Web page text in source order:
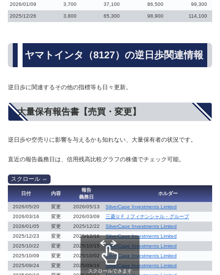
2026/01/09 3,700 37,100 86,500 99,300
2025/12/26 3,800 65,300 98,900 114,100
ヤマトインタ（8127）の逆日歩関連情報
逆日歩に関連するその他の指標等も日々更新。
大量保有報告書【売買・変更】
逆日歩や空売りに影響を与えるかも知れない、大量保有者の状況です。
直近の報告義務日は、信用残高比較グラフの株価でチェック可能。
日付 内容
報告
義務日
ホルダー
2026/05/20 変更 2026/05/13
SilverCape Investments Limited
2026/03/16
変更 2026/03/09
三菱ＵＦＪフィナンシャル・グループ
2026/01/05
変更 2025/12/22
SilverCape Investments Limited
2025/12/23
変更 2025/12/16
SilverCape Investments Limited
2025/10/22
変更 2025/10/15
SilverCape Investments Limited
2025/10/09
変更 2025/10/02
SilverCape Investments Limited
2025/09/24
変更 2025/09/16
SilverCape Investments Limited
スクロールできます